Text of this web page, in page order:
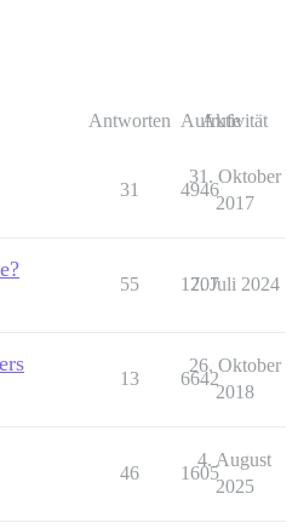
Antworten Aufrufe
Aktivität
31 4946
31. Oktober
2017
55 1707
2. Juli 2024
13 6642
26. Oktober
2018
46 1605
4. August
2025